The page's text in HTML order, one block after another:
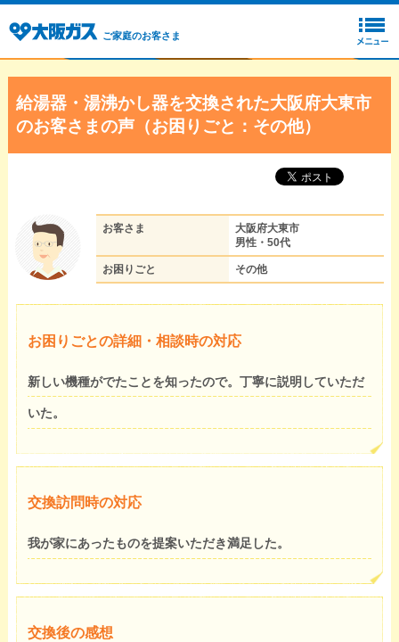
ご家庭のお客さま
給湯器・湯沸かし器を交換された大阪府大東市
のお客さまの声（お困りごと：その他）
お客さま
大阪府大東市
男性・50代
お困りごと その他
お困りごとの詳細・相談時の対応
新しい機種がでたことを知ったので。丁寧に説明していただ
いた。
交換訪問時の対応
我が家にあったものを提案いただき満足した。
交換後の感想